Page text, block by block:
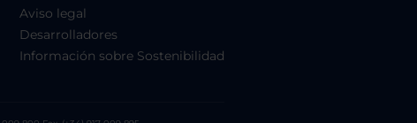
Aviso legal
Desarrolladores
Información sobre Sostenibilidad